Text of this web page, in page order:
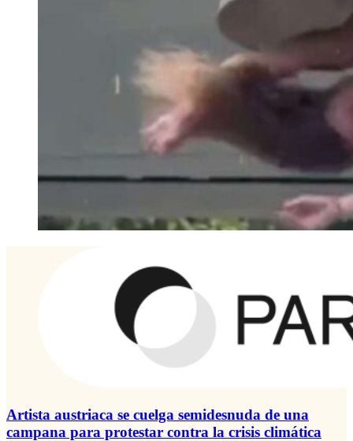
Artista austriaca se cuelga semidesnuda de una
campana para protestar contra la crisis climática